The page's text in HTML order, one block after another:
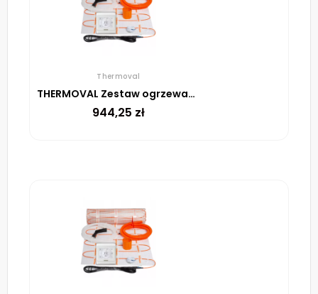
Thermoval
THERMOVAL Zestaw ogrzewania podłogowego – mata TV TO 6m² 170W/m² regulator TT 16 biały
944,25 zł